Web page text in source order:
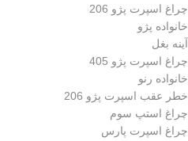
چراغ اسپرت پژو 206
خانواده پژو
آینه بغل
چراغ اسپرت پژو 405
خانواده رنو
خطر عقب اسپرت پژو 206
چراغ استپ سوم
چراغ اسپرت پارس